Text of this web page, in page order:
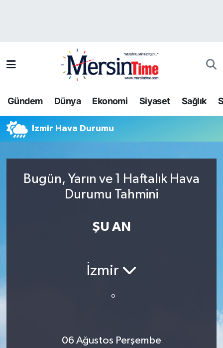
Gündem Dünya Ekonomi Siyaset Sağlık
İzmir Hava Durumu
Bugün, Yarın ve 1 Haftalık Hava
Durumu Tahmini
ŞU AN
İzmir
°
06 Ağustos Perşembe
Bilim-Teknoloji
Dünya
Trafik Durumu
Tüm Manşetler